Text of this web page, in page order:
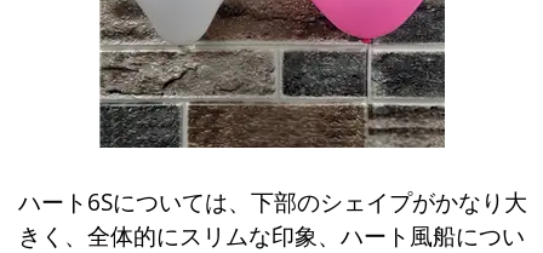
ハート6Sについては、下部のシェイプがかなり大
きく、全体的にスリムな印象、ハート風船につい